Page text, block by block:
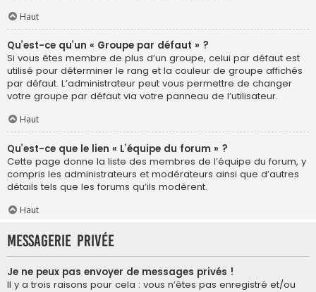
Haut
Qu’est-ce qu’un « Groupe par défaut » ?
Si vous êtes membre de plus d’un groupe, celui par défaut est
utilisé pour déterminer le rang et la couleur de groupe affichés
par défaut. L’administrateur peut vous permettre de changer
votre groupe par défaut via votre panneau de l’utilisateur.
Haut
Qu’est-ce que le lien « L’équipe du forum » ?
Cette page donne la liste des membres de l’équipe du forum, y
compris les administrateurs et modérateurs ainsi que d’autres
détails tels que les forums qu’ils modèrent.
Haut
Messagerie privée
Je ne peux pas envoyer de messages privés !
Il y a trois raisons pour cela : vous n’êtes pas enregistré et/ou